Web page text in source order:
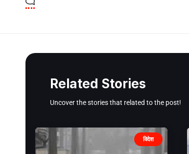
Related Stories
Uncover the stories that related to the post!
विदेश